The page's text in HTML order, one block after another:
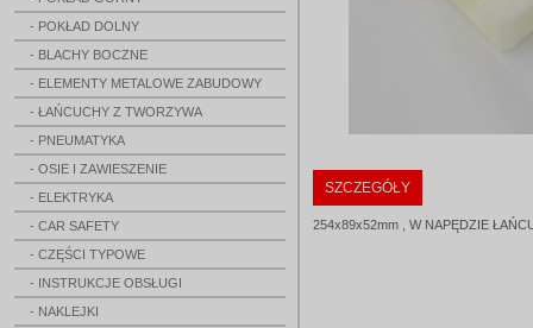
- POKŁAD DOLNY
- BLACHY BOCZNE
- ELEMENTY METALOWE ZABUDOWY
- ŁAŃCUCHY Z TWORZYWA
- PNEUMATYKA
- OSIE I ZAWIESZENIE
- ELEKTRYKA
- CAR SAFETY
- CZĘŚCI TYPOWE
- INSTRUKCJE OBSŁUGI
- NAKLEJKI
SZCZEGÓŁY
254x89x52mm , W NAPĘDZIE